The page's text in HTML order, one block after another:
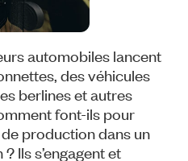
automobiles lancent
des véhicules
berlines et autres
font-ils pour
production dans un
Ils s’engagent et